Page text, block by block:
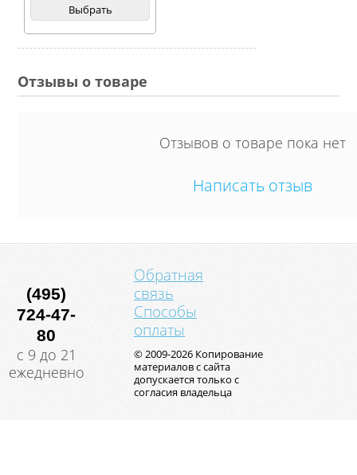
Выбрать
Отзывы о товаре
Отзывов о товаре пока нет
Написать отзыв
(495)
724-47-
80
с 9 до 21
ежедневно
Обратная
связь
Способы
оплаты
© 2009-2026 Копирование
материалов с сайта
допускается только с
согласия владельца